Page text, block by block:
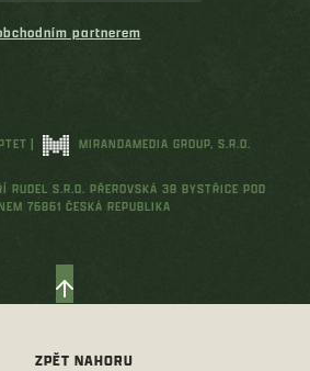
partnerem
| MIRANDAMEDIA GROUP, S.R.O.
RUDEL S.R.O. PŘEROVSKÁ 38 BYSTŘICE POD
76861 ČESKÁ REPUBLIKA